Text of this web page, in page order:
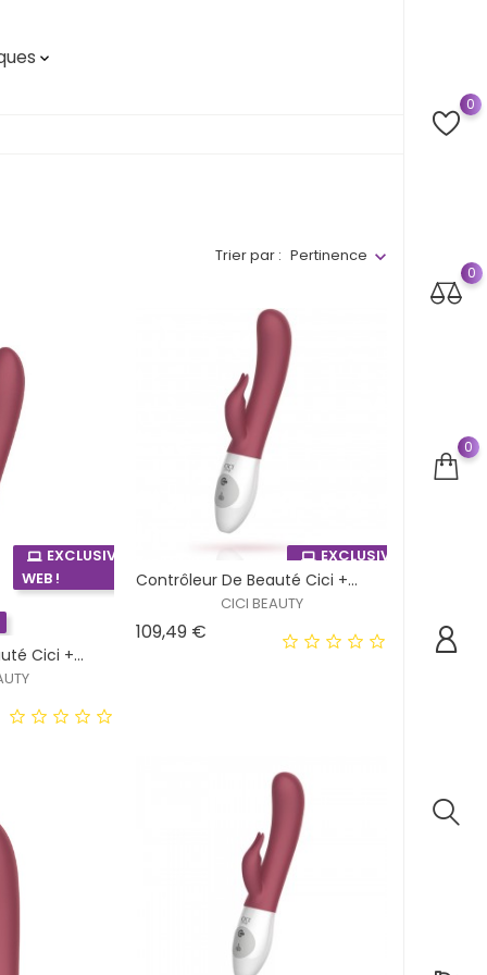
0
0
0

Trier par : Pertinence
EXCLUSIVITÉ
WEB !
Cici +...
EXCLUSIVITÉ
WEB !
HORS STOCK
Contrôleur De Beauté Cici +...
CICI BEAUTY
109,49 €Prix